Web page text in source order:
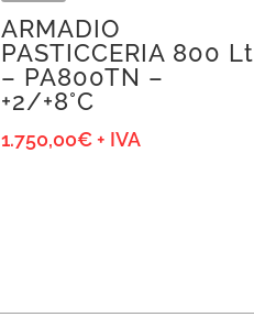
ARMADIO
PASTICCERIA 800 Lt
– PA800TN –
+2/+8°C
1.750,00€ + IVA